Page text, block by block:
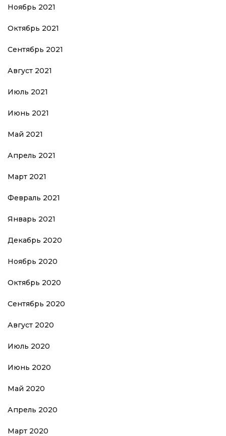
Ноябрь 2021
Октябрь 2021
Сентябрь 2021
Август 2021
Июль 2021
Июнь 2021
Май 2021
Апрель 2021
Март 2021
Февраль 2021
Январь 2021
Декабрь 2020
Ноябрь 2020
Октябрь 2020
Сентябрь 2020
Август 2020
Июль 2020
Июнь 2020
Май 2020
Апрель 2020
Март 2020